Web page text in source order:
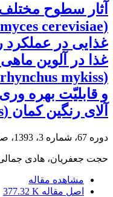
آثار سطوح
غذایی در عملکرد
غذا در آلوین
و قابلیّت بهره
آلای رنگین کمان (Oncorhynchus mykiss)
دوره 67، شماره 3، 1393، صفحه
حجت جعفریان، هادی
مشاهده مقاله
اصل مقاله 377.32 K